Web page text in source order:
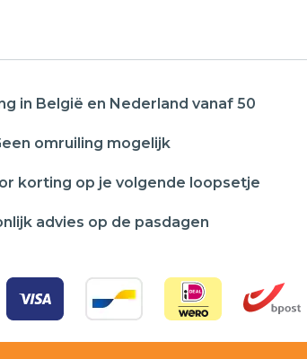
in België en Nederland vanaf 50
omruiling mogelijk
korting op je volgende loopsetje
advies op de pasdagen